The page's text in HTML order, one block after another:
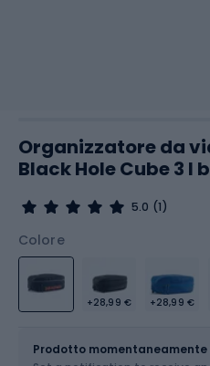
Organizzatore da
Black Hole Cube 3 l
5.0 (1)
Colore
+28,99 € +28,99 €
Prodotto momentaneamente